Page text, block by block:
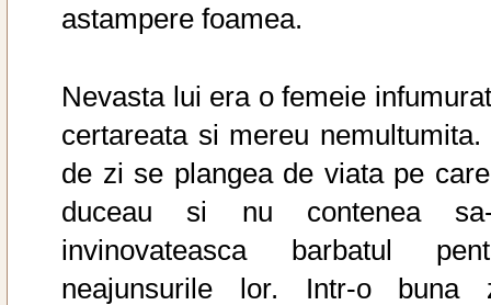
astampere foamea.
Nevasta lui era o femeie
certareata si mereu nemultumita.
de zi se plangea de viata pe
duceau si nu contenea
invinovateasca barbatul
neajunsurile lor. Intr-o buna